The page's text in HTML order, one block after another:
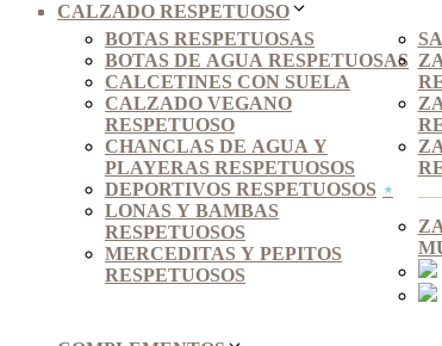
CALZADO RESPETUOSO
BOTAS RESPETUOSAS
BOTAS DE AGUA RESPETUOSAS
CALCETINES CON SUELA
CALZADO VEGANO
RESPETUOSO
CHANCLAS DE AGUA Y
PLAYERAS RESPETUOSOS
DEPORTIVOS RESPETUOSOS
LONAS Y BAMBAS
RESPETUOSOS
MERCEDITAS Y PEPITOS
RESPETUOSOS